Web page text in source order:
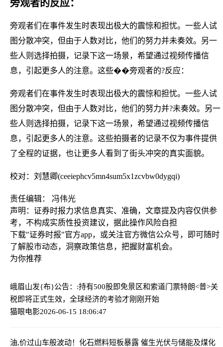
旁观者的反应：
旁观者们在事件发生时表现出极大的震惊和担忧。一些人试
图分散冲突，但由于人数对比，他们的努力并未奏效。另一
些人则选择拍摄，记录下这一场景，希望通过视频传播信
息，引起更多人的注意。这些��旁观者的?反应：
旁观者们在事件发生时表现出极大的震惊和担忧。一些人试
图分散冲突，但由于人数对比，他们的努力并?未奏效。另一
些人则选择拍摄，记录下这一场景，希望通过视频传播信
息，引起更多人的注意。这些拍摄者的记录不仅为事件提供
了全程的证据，也让更多人看到了街头冲突的真实面貌。
校对：刘慧卿(ceeiephcv5mn4sum5x1zcvbw0dygqi)
责任编辑： 冯伟光
声明：证券时报力求信息真实、准确，文章提及内容仅供参
考，不构成实质性投资建议，据此操作风险自担
下载"证券时报"官方app，或关注官方微信公众号，即可随时
了解股市动态，洞察政策信息，把握财富机会。
为你推荐
峨眉山发{布}公告：:持有500股即免景区和索道门票特朗<普>关
税即将正式生效，全球经济的考验才刚刚开始
猫眼电影2026-06-15 18:06:47
油,价过山车般波动！化石燃料短板暴露 催生光伏与储能及煤化